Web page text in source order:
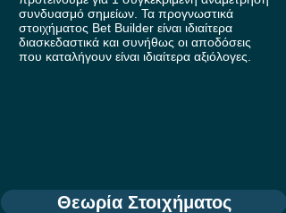
συνδυασμό σημείων. Τα προγνωστικά
στοιχήματος Bet Builder είναι ιδιαίτερα
διασκεδαστικά και συνήθως οι αποδόσεις
που καταλήγουν είναι ιδιαίτερα αξιόλογες.
Θεωρία Στοιχήματος